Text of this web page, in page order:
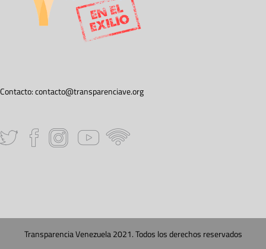
Contacto:contacto@transparenciave.org
Transparencia Venezuela 2021. Todos los derechos reservados